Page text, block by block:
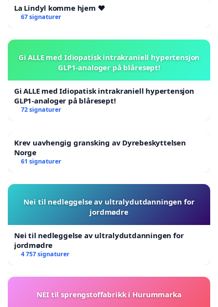
La Lindyl komme hjem ❤️
67 signaturer
Gi ALLE med Idiopatisk intrakraniell hypertensjon
GLP1-analoger på blåresept!
Gi ALLE med Idiopatisk intrakraniell hypertensjon
GLP1-analoger på blåresept!
72 signaturer
Krev uavhengig gransking av Dyrebeskyttelsen
Norge
61 signaturer
Nei til nedleggelse av ultralydutdanningen for
jordmødre
Nei til nedleggelse av ultralydutdanningen for
jordmødre
4 757 signaturer
NEI til sprengstoffabrikk i Hurummarka